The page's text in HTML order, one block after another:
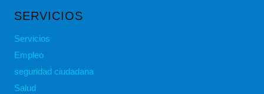
SERVICIOS
Servicios
Empleo
seguridad ciudadana
Salud